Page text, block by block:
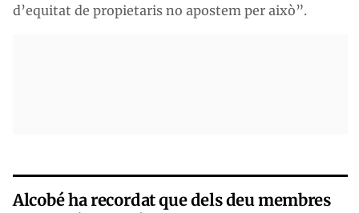
d’equitat de propietaris no apostem per això”.
Alcobé ha recordat que dels deu membres